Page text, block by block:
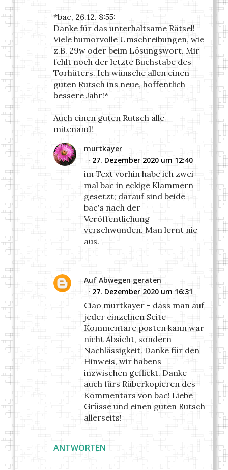
*bac, 26.12. 8:55:
Danke für das unterhaltsame Rätsel!
Viele humorvolle Umschreibungen, wie
z.B. 29w oder beim Lösungswort. Mir
fehlt noch der letzte Buchstabe des
Torhüters. Ich wünsche allen einen
guten Rutsch ins neue, hoffentlich
bessere Jahr!*
Auch einen guten Rutsch alle
mitenand!
ANTWORTEN
murtkayer
27. Dezember 2020 um 12:40
im Text vorhin habe ich zwei
mal bac in eckige Klammern
gesetzt; darauf sind beide
bac's nach der
Veröffentlichung
verschwunden. Man lernt nie
aus.
Auf Abwegen geraten
27. Dezember 2020 um 16:31
Ciao murtkayer - dass man auf
jeder einzelnen Seite
Kommentare posten kann war
nicht Absicht, sondern
Nachlässigkeit. Danke für den
Hinweis, wir habens
inzwischen geflickt. Danke
auch fürs Rüberkopieren des
Kommentars von bac! Liebe
Grüsse und einen guten Rutsch
allerseits!